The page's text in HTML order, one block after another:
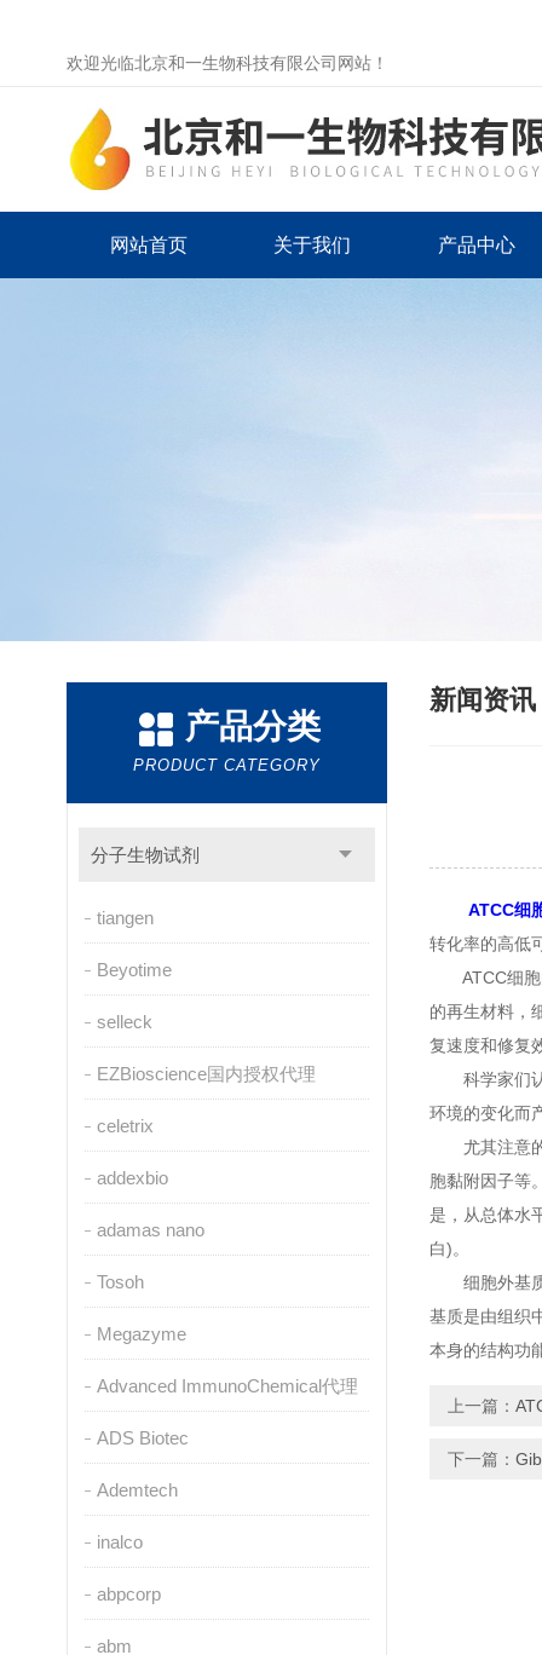
欢迎光临北京和一生物科技有限公司网站！
网站首页 关于我们 产品中心
产品分类
PRODUCT CATEGORY
分子生物试剂
tiangen
Beyotime
selleck
EZBioscience国内授权代理
celetrix
addexbio
adamas nano
Tosoh
Megazyme
Advanced ImmunoChemical代理
ADS Biotec
Ademtech
inalco
abpcorp
abm
新闻资讯
ATCC细
转化率的高低
ATCC细胞
的再生材料，
复速度和修复
科学家们认
环境的变化而
尤其注意的
胞黏附因子等
是，从总体水
白)。
细胞外基质
基质是由组织
本身的结构功
上一篇：
下一篇：